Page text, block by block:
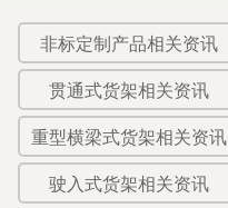
非标定制产品相关资讯
贯通式货架相关资讯
重型横梁式货架相关资讯
驶入式货架相关资讯